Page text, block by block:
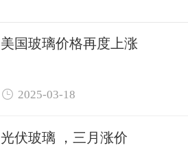
美国玻璃价格再度上涨
 2025-03-18
光伏玻璃 ，三月涨价